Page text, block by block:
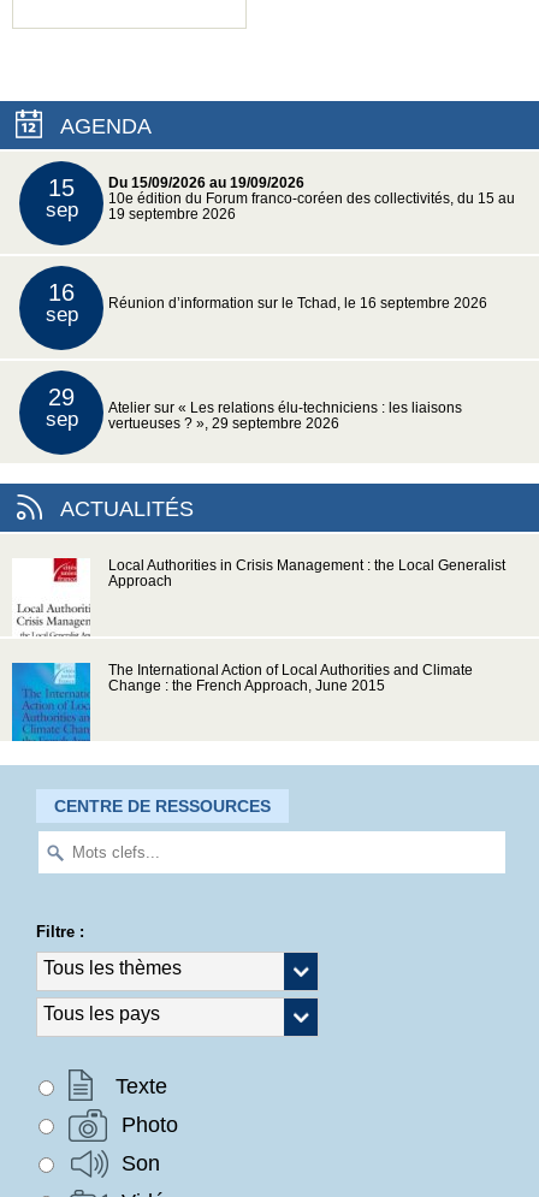
AGENDA
15
sep
Du 15/09/2026 au 19/09/2026
10e édition du Forum franco-coréen des collectivités, du 15 au
19 septembre 2026
16
sep Réunion d’information sur le Tchad, le 16 septembre 2026
29
sep
Atelier sur « Les relations élu-techniciens : les liaisons
vertueuses ? », 29 septembre 2026
ACTUALITÉS
Local Authorities in Crisis Management : the Local Generalist
Approach
The International Action of Local Authorities and Climate
Change : the French Approach, June 2015
CENTRE DE RESSOURCES
Filtre :
Texte
Photo
Son